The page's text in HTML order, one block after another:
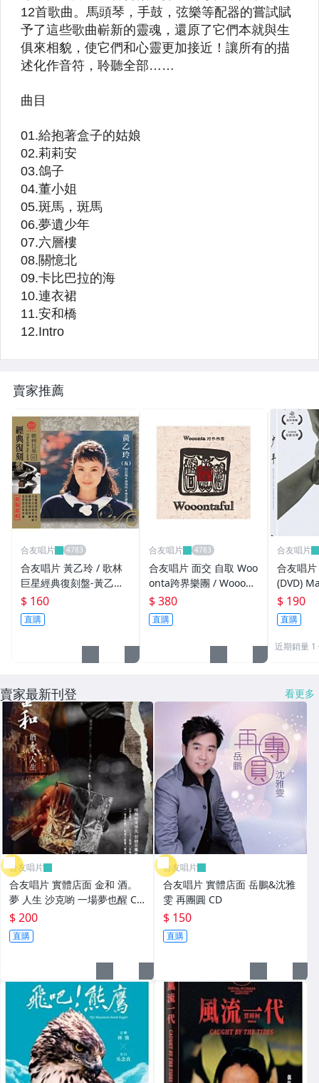
【藍光BD】 印 /泰 / 其他亞洲電影
【藍光BD】紀錄片
【藍光BD】舞台劇、音樂劇
【DVD】動作、冒險
【DVD】戰爭、歷史
【DVD】劇情、推理
【DVD】奇幻、科幻
【DVD】喜劇、搞笑
【DVD】卡通、動畫
【DVD】愛情、文藝
【DVD】中港台影集
【DVD】日.韓.印.泰 其他亞洲影集
【DVD】懷舊卡通
【DVD】演唱會、現場演奏
【DVD】音樂劇、舞台劇
【DVD】紀錄片
【DC】DC系列
【PIXAR】皮克斯系列
【DISNEY】迪士尼系列
【STARWARS】星際大戰系列
【DREAMWORK】夢工廠系列
【變形金剛系列】
〈相聲瓦舍〉
〈哈利波特系列〉
〈吉卜力X宮崎駿系列〉
〈名偵探柯南系列〉
〈多啦A夢系列〉
【CD】華語
【CD】台語
【CD】日韓
【CD】西洋
賣家推薦
合友唱片
合友唱片 黃乙玲 / 歌林
巨星經典復刻盤-黃乙玲
(五) CD
$ 160
直購
合友唱片
合友唱片 面交 自取 Woo
onta跨界樂團 / Wooont
aful (CD)
$ 380
直購
合友唱片
合友唱
(DVD)
ever
$ 190
直購
近期銷量 1
賣家最新刊登 看更多
合友唱片
合友唱片 實體店面 金和 酒。
夢 人生 沙克喲 一場夢也醒 CD
+DVD
$ 200
直購
合友唱片
合友唱片 實體店面 岳鵬&沈雅
雯 再團圓 CD
$ 150
直購